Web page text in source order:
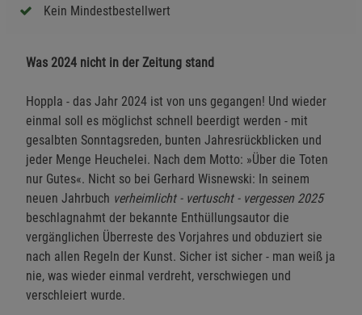
Kein Mindestbestellwert
Was 2024 nicht in der Zeitung stand
Hoppla - das Jahr 2024 ist von uns gegangen! Und wieder
einmal soll es möglichst schnell beerdigt werden - mit
gesalbten Sonntagsreden, bunten Jahresrückblicken und
jeder Menge Heuchelei. Nach dem Motto: »Über die Toten
nur Gutes«. Nicht so bei Gerhard Wisnewski: In seinem
neuen Jahrbuch verheimlicht - vertuscht - vergessen 2025
beschlagnahmt der bekannte Enthüllungsautor die
vergänglichen Überreste des Vorjahres und obduziert sie
nach allen Regeln der Kunst. Sicher ist sicher - man weiß ja
nie, was wieder einmal verdreht, verschwiegen und
verschleiert wurde.